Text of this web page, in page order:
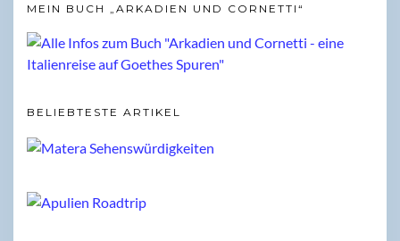
MEIN BUCH „ARKADIEN UND CORNETTI“
BELIEBTESTE ARTIKEL